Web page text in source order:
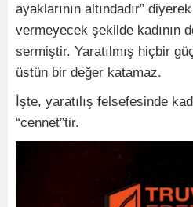
ayaklarının altındadır”
vermeyecek şekilde kadının
sermiştir. Yaratılmış hiçbir
üstün bir değer katamaz.
İşte, yaratılış felsefesinde
“cennet”tir.